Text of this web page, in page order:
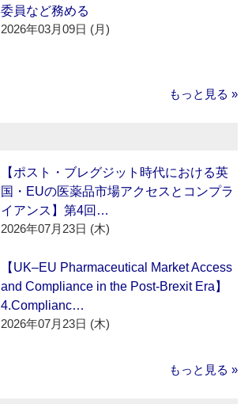
委員など務める
2026年03月09日 (月)
もっと見る »
【ポスト・ブレグジット時代における英
国・EUの医薬品市場アクセスとコンプラ
イアンス】第4回…
2026年07月23日 (木)
【UK–EU Pharmaceutical Market Access
and Compliance in the Post-Brexit Era】
4.Complianc…
2026年07月23日 (木)
もっと見る »